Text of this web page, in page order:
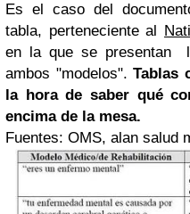
Es el caso del
tabla, perteneciente al
en la que se presentan
ambos "modelos".Tablas
la hora de saber qué
encima de la mesa.
Fuentes: OMS, alan salud